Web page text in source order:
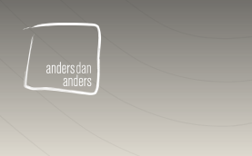
Anders
dan
Anders